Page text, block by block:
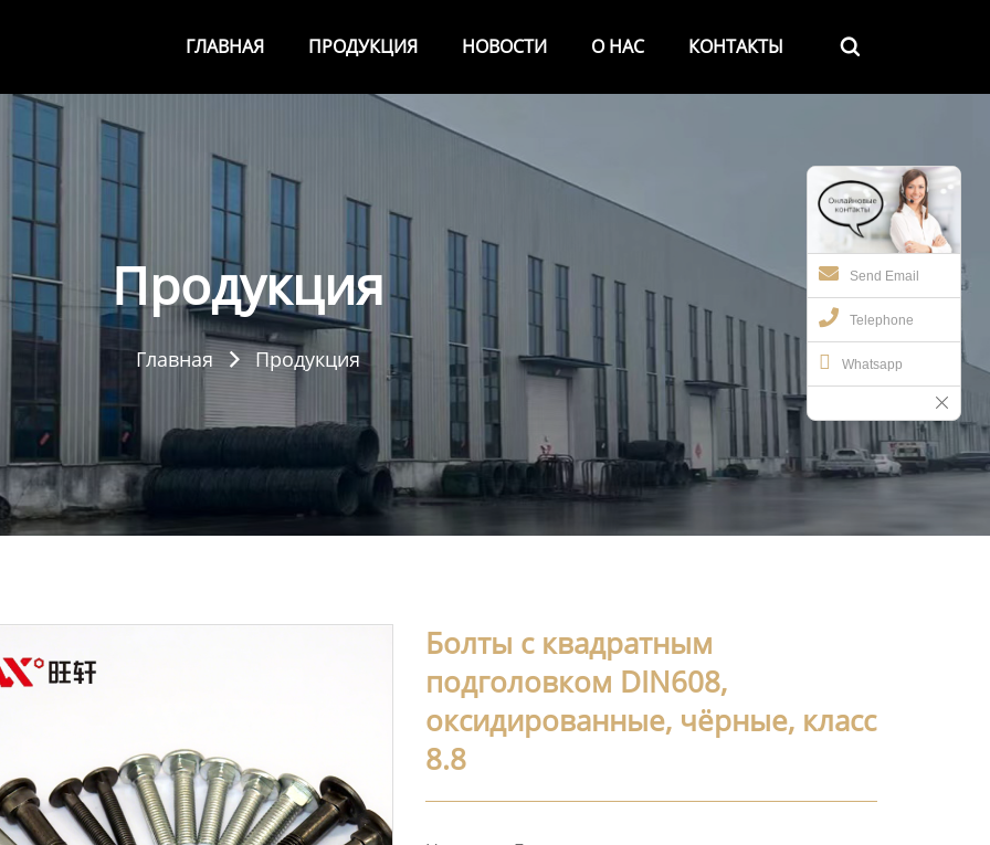
ГЛАВНАЯ ПРОДУКЦИЯ НОВОСТИ О НАС КОНТАКТЫ 
Send Email
Telephone
Whatsapp
Продукция
Главная  Продукция
Болты с квадратным
подголовком DIN608,
оксидированные, чёрные, класс
8.8